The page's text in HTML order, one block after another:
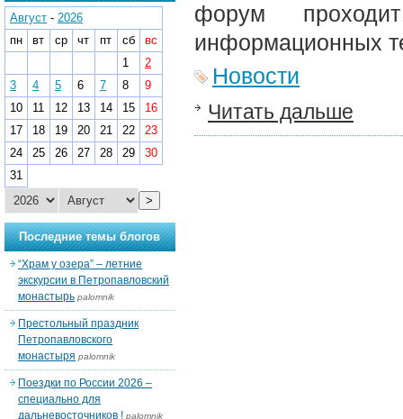
форум
информационных
Новости
Читать дальше
Август - 2026
пн
вт ср чт пт сб
вс
1
2
3
4 5 6 7 8
9
10
11 12 13 14 15
16
17
18 19 20 21 22
23
24
25 26 27 28 29
30
31
>
Последние темы блогов
“Храм у озера” – летние
экскурсии в Петропавловский
монастырь palomnik
Престольный праздник
Петропавловского
монастыря palomnik
Поездки по России 2026 –
специально для
дальневосточников ! palomnik